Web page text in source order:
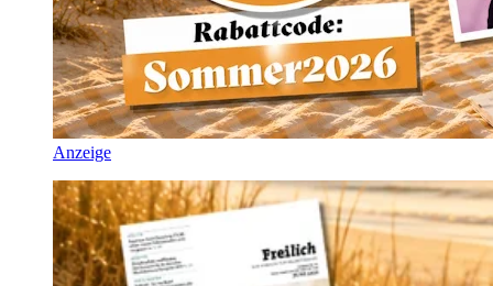
Anzeige